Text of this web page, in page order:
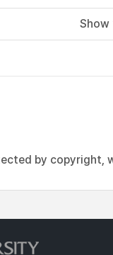
by copyright,